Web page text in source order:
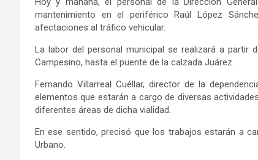
mantenimiento en el periférico Raúl López
afectaciones al tráfico vehicular.
La labor del personal municipal se realizará a partir
Campesino, hasta el puente de la calzada Juárez.
Fernando Villarreal Cuéllar,director de la
elementos que estarán a cargo de diversas
diferentes áreas de dicha vialidad.
En ese sentido, precisó que los trabajos estarán a
Urbano.